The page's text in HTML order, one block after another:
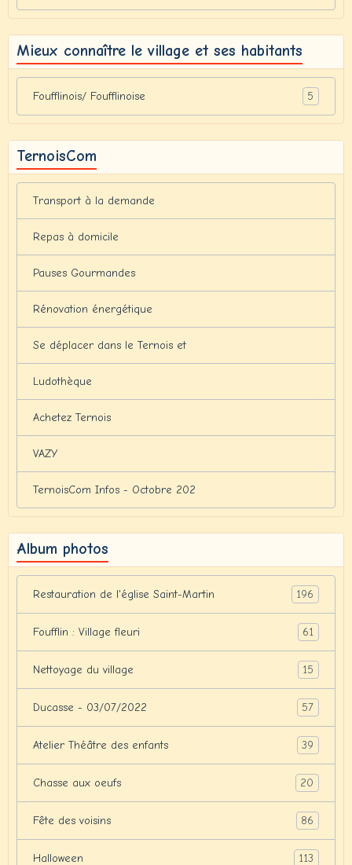
Mieux connaître le village et ses habitants
Foufflinois/ Foufflinoise 5
TernoisCom
Transport à la demande
Repas à domicile
Pauses Gourmandes
Rénovation énergétique
Se déplacer dans le Ternois et
Ludothèque
Achetez Ternois
VAZY
TernoisCom Infos - Octobre 202
Album photos
Restauration de l'église Saint-Martin 196
Foufflin : Village fleuri 61
Nettoyage du village 15
Ducasse - 03/07/2022 57
Atelier Théâtre des enfants 39
Chasse aux oeufs 20
Fête des voisins 86
Halloween 113